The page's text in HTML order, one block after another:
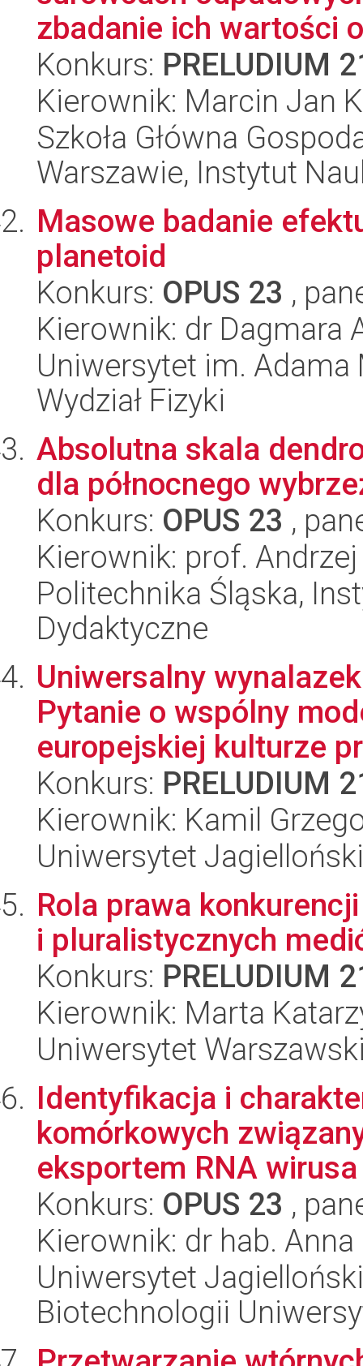
zbadanie ich wartości
Konkurs: PRELUDIUM
Kierownik: Marcin Jan
Szkoła Główna
Warszawie, Instytut
Masowe badanie
planetoid
Konkurs: OPUS 23 ,
Kierownik: dr Dagmara
Uniwersytet im.
Wydział Fizyki
Absolutna skala
dla północnego
Konkurs: OPUS 23 ,
Kierownik: prof.
Politechnika Śląska,
Dydaktyczne
Uniwersalny
Pytanie o wspólny
europejskiej kulturze
Konkurs: PRELUDIUM
Kierownik: Kamil
Uniwersytet
Rola prawa
i pluralistycznych
Konkurs: PRELUDIUM
Kierownik: Marta
Uniwersytet
Identyfikacja i
komórkowych
eksportem RNA
Konkurs: OPUS 23 ,
Kierownik: dr hab.
Uniwersytet
Biotechnologii